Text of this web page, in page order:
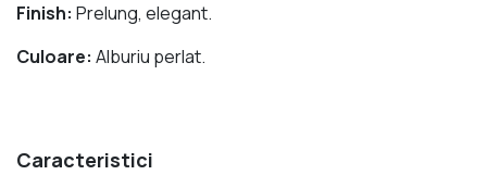
Finish: Prelung, elegant.
Culoare: Alburiu perlat.
Caracteristici